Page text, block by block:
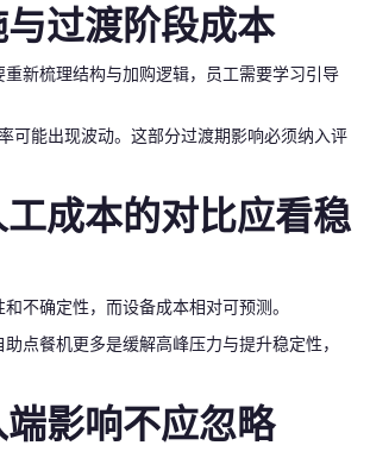
与过渡阶段成本
新梳理结构与加购逻辑，员工需要学习引导
可能出现波动。这部分过渡期影响必须纳入评
成本的对比应看稳
不确定性，而设备成本相对可预测。
点餐机更多是缓解高峰压力与提升稳定性，
影响不应忽略